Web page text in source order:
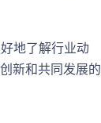
地了解行业动
新和共同发展的